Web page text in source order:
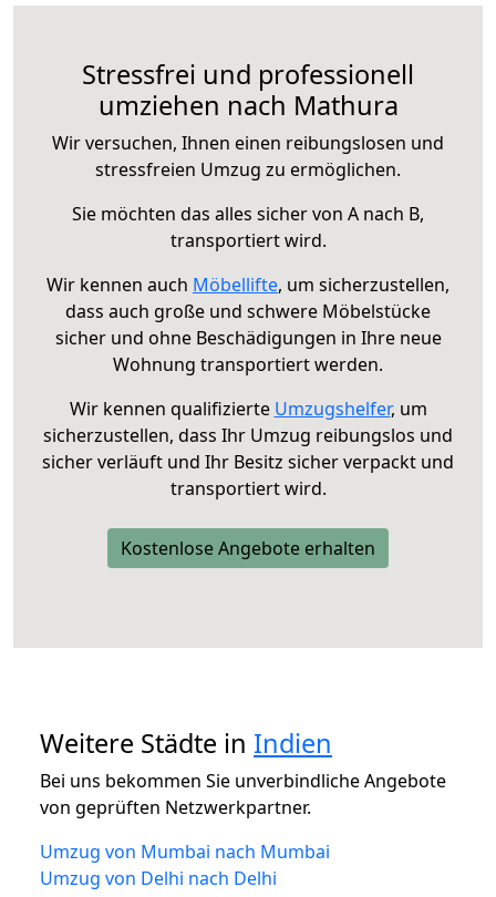
Stressfrei und professionell
umziehen nach Mathura
Wir versuchen, Ihnen einen reibungslosen und
stressfreien Umzug zu ermöglichen.
Sie möchten das alles sicher von A nach B,
transportiert wird.
Wir kennen auch Möbellifte, um sicherzustellen,
dass auch große und schwere Möbelstücke
sicher und ohne Beschädigungen in Ihre neue
Wohnung transportiert werden.
Wir kennen qualifizierte Umzugshelfer, um
sicherzustellen, dass Ihr Umzug reibungslos und
sicher verläuft und Ihr Besitz sicher verpackt und
transportiert wird.
Kostenlose Angebote erhalten
Weitere Städte in Indien
Bei uns bekommen Sie unverbindliche Angebote
von geprüften Netzwerkpartner.
Umzug von Mumbai nach Mumbai
Umzug von Delhi nach Delhi